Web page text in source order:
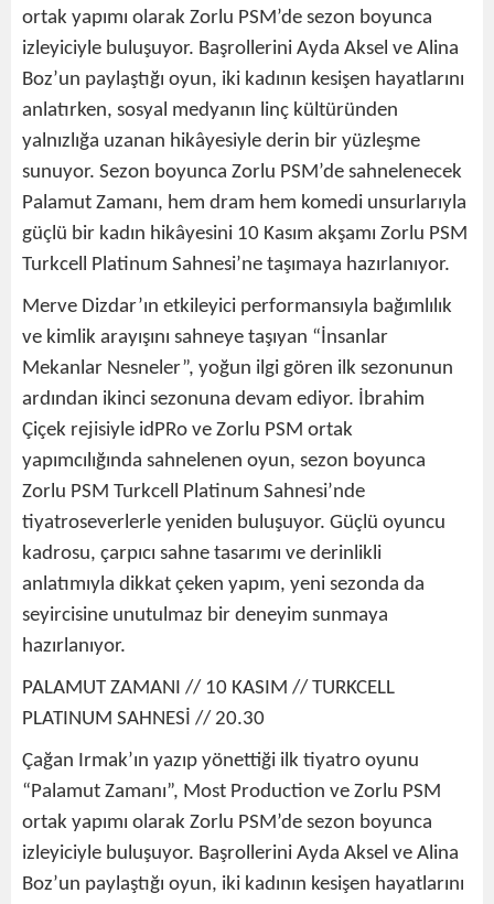
ortak yapımı olarak Zorlu PSM’de sezon boyunca
izleyiciyle buluşuyor. Başrollerini Ayda Aksel ve Alina
Boz’un paylaştığı oyun, iki kadının kesişen hayatlarını
anlatırken, sosyal medyanın linç kültüründen
yalnızlığa uzanan hikâyesiyle derin bir yüzleşme
sunuyor. Sezon boyunca Zorlu PSM’de sahnelenecek
Palamut Zamanı, hem dram hem komedi unsurlarıyla
güçlü bir kadın hikâyesini 10 Kasım akşamı Zorlu PSM
Turkcell Platinum Sahnesi’ne taşımaya hazırlanıyor.
Merve Dizdar’ın etkileyici performansıyla bağımlılık
ve kimlik arayışını sahneye taşıyan “İnsanlar
Mekanlar Nesneler”, yoğun ilgi gören ilk sezonunun
ardından ikinci sezonuna devam ediyor. İbrahim
Çiçek rejisiyle idPRo ve Zorlu PSM ortak
yapımcılığında sahnelenen oyun, sezon boyunca
Zorlu PSM Turkcell Platinum Sahnesi’nde
tiyatroseverlerle yeniden buluşuyor. Güçlü oyuncu
kadrosu, çarpıcı sahne tasarımı ve derinlikli
anlatımıyla dikkat çeken yapım, yeni sezonda da
seyircisine unutulmaz bir deneyim sunmaya
hazırlanıyor.
PALAMUT ZAMANI // 10 KASIM // TURKCELL
PLATINUM SAHNESİ // 20.30
Çağan Irmak’ın yazıp yönettiği ilk tiyatro oyunu
“Palamut Zamanı”, Most Production ve Zorlu PSM
ortak yapımı olarak Zorlu PSM’de sezon boyunca
izleyiciyle buluşuyor. Başrollerini Ayda Aksel ve Alina
Boz’un paylaştığı oyun, iki kadının kesişen hayatlarını